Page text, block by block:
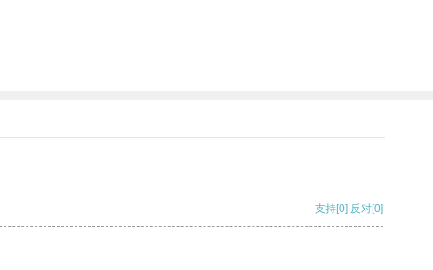
支持[0] 反对[0]